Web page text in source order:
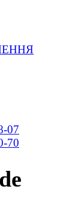
07
70